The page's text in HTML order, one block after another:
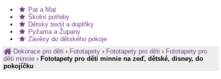
Pat a Mat
Školní potřeby
Dětský textil a doplňky
Pyžama a Župany
Závěsy do dětského pokoje
Dekorace pro děti› Fototapety › Fototapety pro děti › Fototapety pro
děti minnie › Fototapety pro děti minnie na zeď, dětské, disney, do
pokojíčku